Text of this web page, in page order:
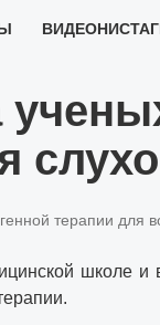
терапии для
школе и